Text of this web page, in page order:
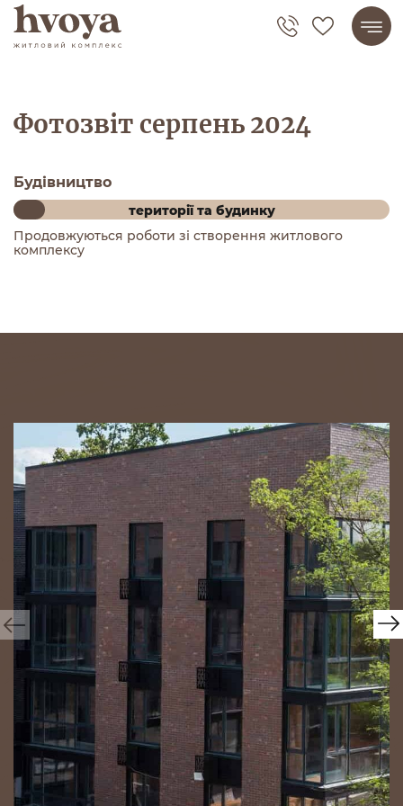
0
Фотозвіт серпень 2024
Будівництво
території та будинку
Продовжуються роботи зі створення житлового
комплексу